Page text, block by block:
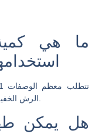
ما هي
هل يمكن